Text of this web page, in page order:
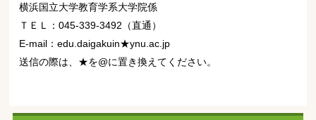
横浜国立大学教育学系大学院係
ＴＥＬ：045-339-3492（直通）
E-mail： edu.daigakuin★ynu.ac.jp
送信の際は、★を@に置き換えてください。